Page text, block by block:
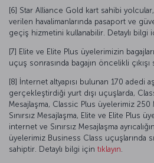
[6] Star Alliance Gold kart sahibi
verilen havalimanlarında pasaport ve
geçiş hizmetini kullanabilir. Detaylı bilgi
[7] Elite ve Elite Plus üyelerimizin
uçuş sonrasında bagajın öncelikli çıkışı
[8] İnternet altyapısı bulunan 170 adedi
gerçekleştirdiği yurt dışı uçuşlarda,
Mesajlaşma, Classic Plus üyelerimiz
Sınırsız Mesajlaşma, Elite ve Elite Plus
internet ve Sınırsız Mesajlaşma
üyelerimiz Business Class uçuşlarında
sahiptir. Detaylı bilgi için tıklayın.